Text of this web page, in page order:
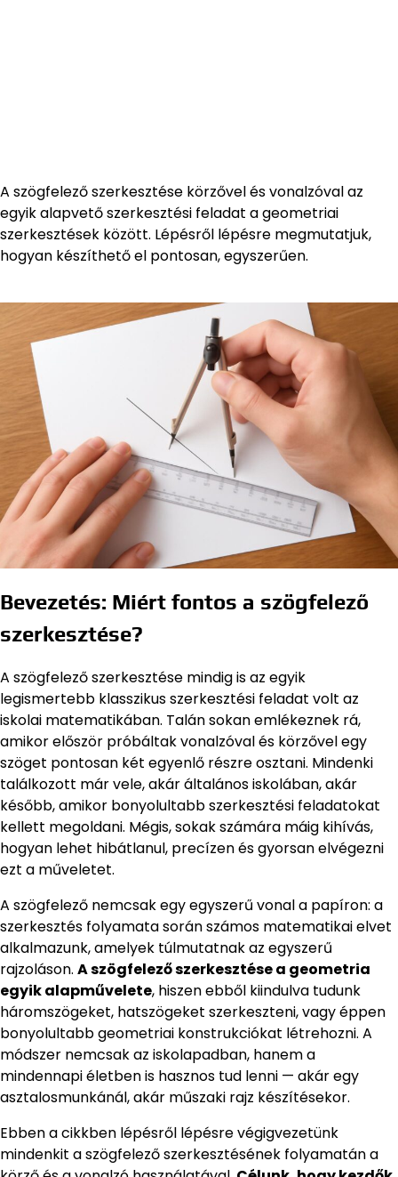
A szögfelező szerkesztése körzővel és vonalzóval az
egyik alapvető szerkesztési feladat a geometriai
szerkesztések között. Lépésről lépésre megmutatjuk,
hogyan készíthető el pontosan, egyszerűen.
Bevezetés: Miért fontos a szögfelező
szerkesztése?
A szögfelező szerkesztése mindig is az egyik
legismertebb klasszikus szerkesztési feladat volt az
iskolai matematikában. Talán sokan emlékeznek rá,
amikor először próbáltak vonalzóval és körzővel egy
szöget pontosan két egyenlő részre osztani. Mindenki
találkozott már vele, akár általános iskolában, akár
később, amikor bonyolultabb szerkesztési feladatokat
kellett megoldani. Mégis, sokak számára máig kihívás,
hogyan lehet hibátlanul, precízen és gyorsan elvégezni
ezt a műveletet.
A szögfelező nemcsak egy egyszerű vonal a papíron: a
szerkesztés folyamata során számos matematikai elvet
alkalmazunk, amelyek túlmutatnak az egyszerű
rajzoláson. A szögfelező szerkesztése a geometria
egyik alapművelete, hiszen ebből kiindulva tudunk
háromszögeket, hatszögeket szerkeszteni, vagy éppen
bonyolultabb geometriai konstrukciókat létrehozni. A
módszer nemcsak az iskolapadban, hanem a
mindennapi életben is hasznos tud lenni — akár egy
asztalosmunkánál, akár műszaki rajz készítésekor.
Ebben a cikkben lépésről lépésre végigvezetünk
mindenkit a szögfelező szerkesztésének folyamatán a